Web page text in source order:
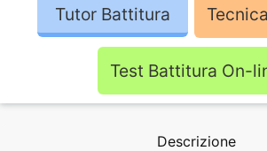
Tutor Battitura
Test Battitura On-
Descrizione